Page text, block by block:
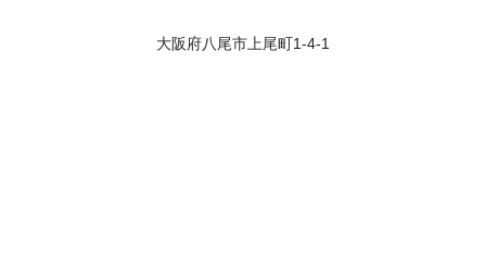
大阪府八尾市上尾町1-4-1